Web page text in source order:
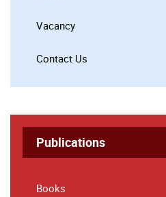
Vacancy
Contact Us
Publications
Books